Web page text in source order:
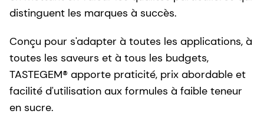
distinguent les marques à succès.
Conçu pour s'adapter à toutes les applications, à
toutes les saveurs et à tous les budgets,
TASTEGEM® apporte praticité, prix abordable et
facilité d'utilisation aux formules à faible teneur
en sucre.